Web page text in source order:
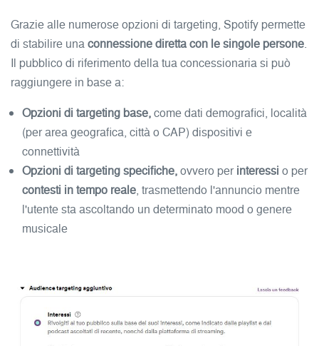
Grazie alle numerose opzioni di targeting, Spotify permette
di stabilire unaconnessione diretta con le singole persone.
Il pubblico di riferimento della tua concessionaria si può
raggiungere in base a:
Opzioni di targeting base,come dati demografici, località
(per area geografica, città o CAP) dispositivi e
connettività
Opzioni di targeting specifiche,ovvero per interessi o per
contesti in tempo reale, trasmettendo l'annuncio mentre
l'utente sta ascoltando un determinato mood o genere
musicale